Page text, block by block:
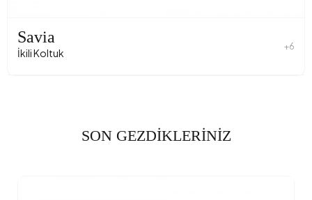
Savia
İkili Koltuk
+6
SON GEZDİKLERİNİZ